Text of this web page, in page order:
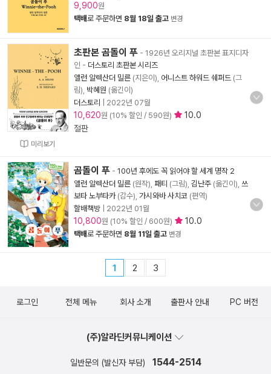
9,900원
택배로 주문하면 8월 18일 출고 변경
미리보기
초판본 곰돌이 푸 - 1926년 오리지널 초판본 표지디자
인 - 더스토리 초판본 시리즈
앨런 알렉산더 밀른 (지은이), 어니스트 하워드 쉐퍼드 (그
림), 박혜원 (옮긴이)
더스토리
2022년 07월
10,620원 (10% 할인 / 590원)
10.0
절판
곰돌이 푸 - 100년 후에도 꼭 읽어야 할 세계 명작 2
앨런 알렉산더 밀른 (원작), 패티 (그림), 김난주 (옮긴이), 쓰
보타 노부타카(감수), 가시와바 사치코 (편역)
할배책방
2022년 01월
10,800원 (10% 할인 / 600원) 10.0
택배로 주문하면 8월 11일 출고 변경
1 2 3
로그인 전체 메뉴 회사 소개 출판사 안내 PC 버전
(주)알라딘커뮤니케이션
일반문의 (발신자 부담) 1544-2514